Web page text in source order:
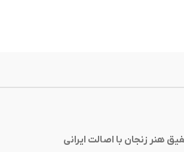
هنر زنجان با اصالت ایرانی